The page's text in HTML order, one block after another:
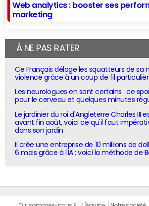
Web analytics : booster ses
marketing
À NE PAS RATER
Ce Français déloge les squatteurs de sa
violence grâce à un coup de fil
Les neurologues en sont certains : ce
pour le cerveau et quelques minutes
Le jardinier du roi d'Angleterre Charles III
avant fin août, voici ce qu'il faut
dans son jardin
Il crée une entreprise de 10 millions de
6 mois grâce à l'IA : voici la méthode de